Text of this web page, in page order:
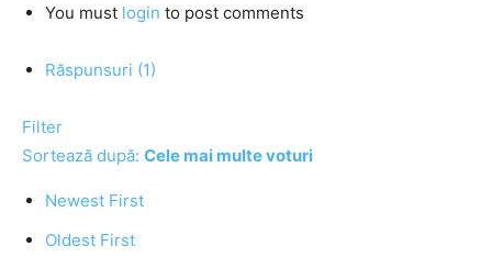
You must login to post comments
Răspunsuri (1)
Filter
Sortează după: Cele mai multe voturi
Newest First
Oldest First